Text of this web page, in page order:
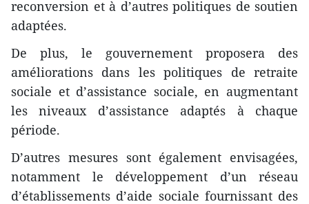
reconversion et à d’autres politiques de soutien
adaptées.
De plus, le gouvernement proposera des
améliorations dans les politiques de retraite
sociale et d’assistance sociale, en augmentant
les niveaux d’assistance adaptés à chaque
période.
D’autres mesures sont également envisagées,
notamment le développement d’un réseau
d’établissements d’aide sociale fournissant des